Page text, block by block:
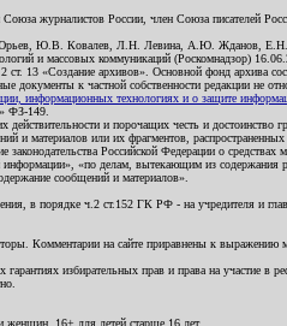
журналистов России, член Союза писателей
Юрьев, Ю.В. Ковалев, Л.Н. Левина, А.Ю. Жданов,
и массовых коммуникаций (Роскомнадзор)
2 ст. 13 «Создание архивов». Основной фонд архива
к частной собственности редакции не
информационных технологиях и о защите
ФЗ-149.
и порочащих честь и
материалов или их фрагментов,
Российской Федерации о средствах
«по делам, вытекающим из содержания
сообщений и материалов».
в порядке ч.2 ст.152 ГК РФ - на учредителя и
Комментарии на сайте приравнены к
избирательных прав и права на участие в
женщин. 16+ для детей старше 16 лет.